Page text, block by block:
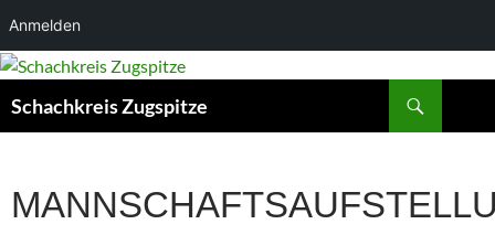
Anmelden
Schachkreis Zugspitze